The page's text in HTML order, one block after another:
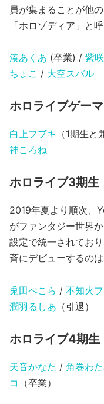
員が集まることが他
「ホロゾディア」と
湊あくあ (卒業) / 紫
ちょこ / 大空スバル
ホロライブゲー
白上フブキ （1期生
神ころね
ホロライブ3期生
2019年夏より順次、
がファンタジー世界
設定で統一されてお
斉にデビューするの
兎田ぺこら / 不知火
潤羽るしあ （引退）
ホロライブ4期生
天音かなた / 角巻わ
コ
（卒業）